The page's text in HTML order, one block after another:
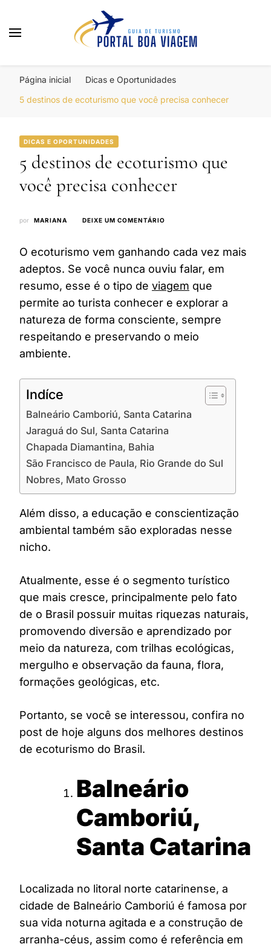
Página inicial
Dicas e Oportunidades
5 destinos de ecoturismo que você precisa conhecer
DICAS E OPORTUNIDADES
5 destinos de ecoturismo que
você precisa conhecer
por MARIANA DEIXE UM COMENTÁRIO
DE
ECOTURISMO
QUE
VOCÊ
CONHECER
O ecoturismo vem ganhando cada vez mais
adeptos. Se você nunca ouviu falar, em
resumo, esse é o tipo de viagem que
permite ao turista conhecer e explorar a
natureza de forma consciente, sempre
respeitando e preservando o meio
ambiente.
Indíce
Balneário Camboriú, Santa Catarina
Jaraguá do Sul, Santa Catarina
Chapada Diamantina, Bahia
São Francisco de Paula, Rio Grande do Sul
Nobres, Mato Grosso
Além disso, a educação e conscientização
ambiental também são exploradas nesse
nicho.
Atualmente, esse é o segmento turístico
que mais cresce, principalmente pelo fato
de o Brasil possuir muitas riquezas naturais,
promovendo diversão e aprendizado por
meio da natureza, com trilhas ecológicas,
mergulho e observação da fauna, flora,
formações geológicas, etc.
Portanto, se você se interessou, confira no
post de hoje alguns dos melhores destinos
de ecoturismo do Brasil.
Balneário
Camboriú,
Santa Catarina
Localizada no litoral norte catarinense, a
cidade de Balneário Camboriú é famosa por
sua vida noturna agitada e a construção de
arranha-céus, assim como é referência em